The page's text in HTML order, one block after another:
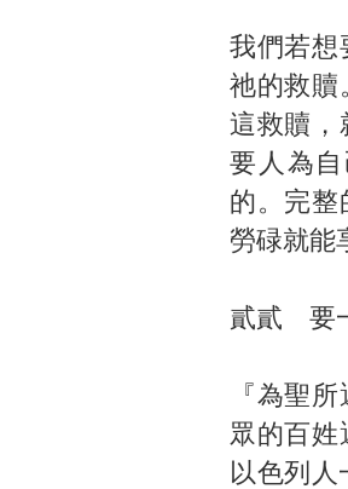
我們若想
祂的救贖
這救贖，
要人為
的。完整
勞碌就能
貳貳 要
『為聖
眾的百姓
以色列人